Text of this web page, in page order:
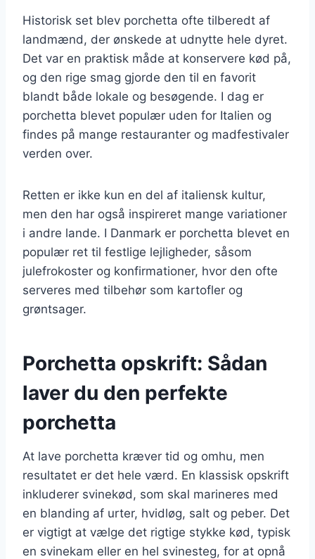
Historisk set blev porchetta ofte tilberedt af
landmænd, der ønskede at udnytte hele dyret.
Det var en praktisk måde at konservere kød på,
og den rige smag gjorde den til en favorit
blandt både lokale og besøgende. I dag er
porchetta blevet populær uden for Italien og
findes på mange restauranter og madfestivaler
verden over.
Retten er ikke kun en del af italiensk kultur,
men den har også inspireret mange variationer
i andre lande. I Danmark er porchetta blevet en
populær ret til festlige lejligheder, såsom
julefrokoster og konfirmationer, hvor den ofte
serveres med tilbehør som kartofler og
grøntsager.
Porchetta opskrift: Sådan
laver du den perfekte
porchetta
At lave porchetta kræver tid og omhu, men
resultatet er det hele værd. En klassisk opskrift
inkluderer svinekød, som skal marineres med
en blanding af urter, hvidløg, salt og peber. Det
er vigtigt at vælge det rigtige stykke kød, typisk
en svinekam eller en hel svinesteg, for at opnå